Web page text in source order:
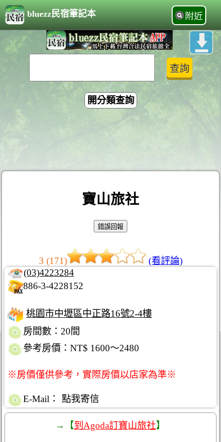
bluezz民宿筆記本 附近
開分類查詢
寶山旅社
3 (171)
(看評論)
(03)4223284
886-3-4228152
桃園市中壢區中正路16號2-4樓
房間數：20間
參考房價：NT$ 1600～2480
※房價僅供參考，實際房價以店家為準※
E-Mail： 點我寄信
→【到Agoda訂寶山旅社】